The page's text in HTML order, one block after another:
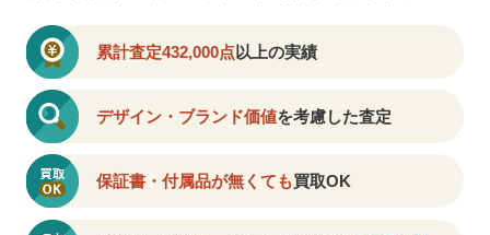
累計査定432,000点以上の実績
デザイン・ブランド価値を考慮した査定
保証書・付属品が無くても買取OK